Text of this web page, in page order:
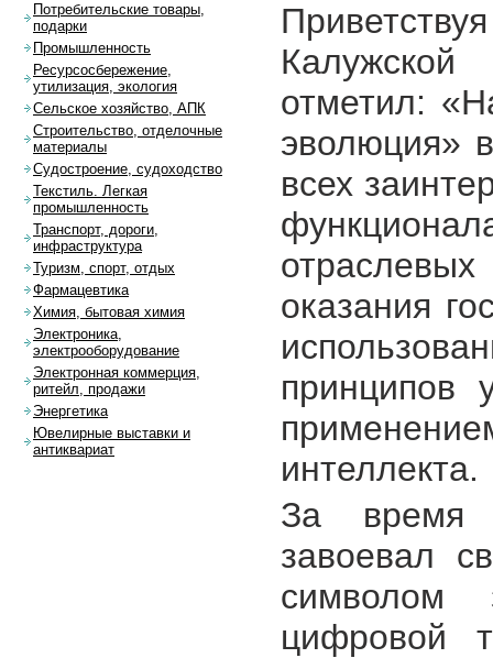
отметил:
эволюция»
всех
оказания
принципов
интеллекта.
За время
завоевал
символом
цифровой
Потребительские товары,
подарки
Промышленность
Ресурсосбережение,
утилизация, экология
Сельское хозяйство, АПК
Строительство, отделочные
материалы
Судостроение, судоходство
Текстиль. Легкая
промышленность
Транспорт, дороги,
инфраструктура
Туризм, спорт, отдых
Фармацевтика
Химия, бытовая химия
Электроника,
электрооборудование
Электронная коммерция,
ритейл, продажи
Энергетика
Ювелирные выставки и
антиквариат